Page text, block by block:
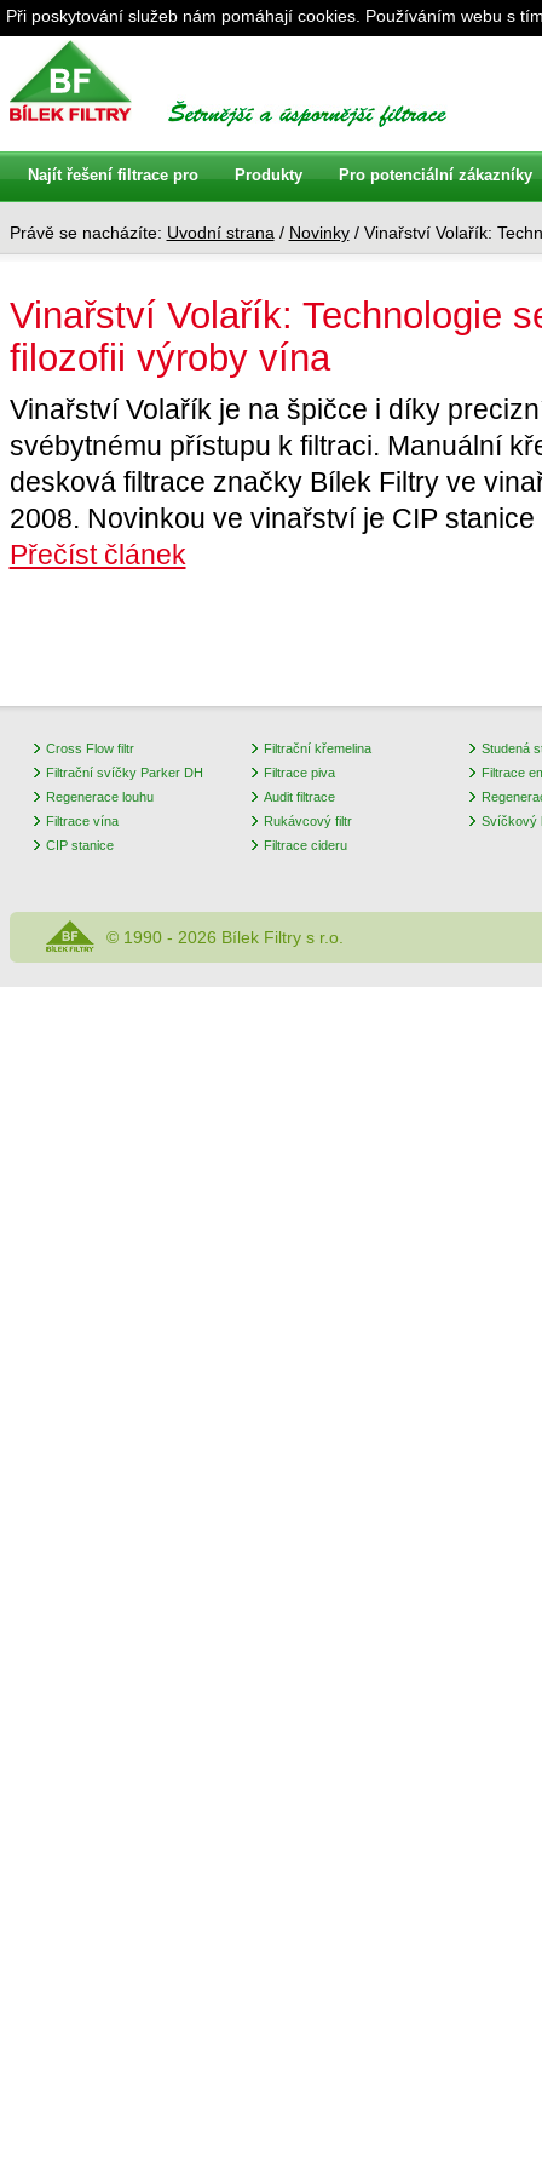
Právě se nacházíte: Uvodní strana / Novinky/ Vinařství Volařík:
Vinařství Volařík: Technologie
filozofii výroby vína
Vinařství Volařík je na špičce i díky
svébytnému přístupu k filtraci. Manuální
desková filtrace značky Bílek Filtry ve
2008. Novinkou ve vinařství je CIP
Přečíst článek
Najít řešení filtrace pro Produkty Pro potenciální zákazníky
Cross Flow filtr
Filtrační svíčky Parker DH
Regenerace louhu
Filtrace vína
CIP stanice
Filtrační křemelina
Filtrace piva
Audit filtrace
Rukávcový filtr
Filtrace cideru
Studená
Filtrace
Svíčkový
© 1990 - 2026 Bílek Filtry s r.o.
Při poskytování služeb nám pomáhají cookies. Používáním webu s